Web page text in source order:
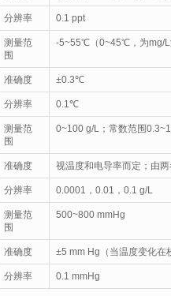
分辨率 0.1 ppt
测量范
围
-5~55℃（0~45℃，为mg/L
准确度 ±0.3℃
分辨率 0.1℃
测量范
围
0~100 g/L；常数范围
准确度 视温度和电导率而定；由
分辨率 0.0001，0.01，0.1 g/L
测量范
围
500~800 mmHg
准确度 ±5 mm Hg（当温度变化
分辨率 0.1 mmHg